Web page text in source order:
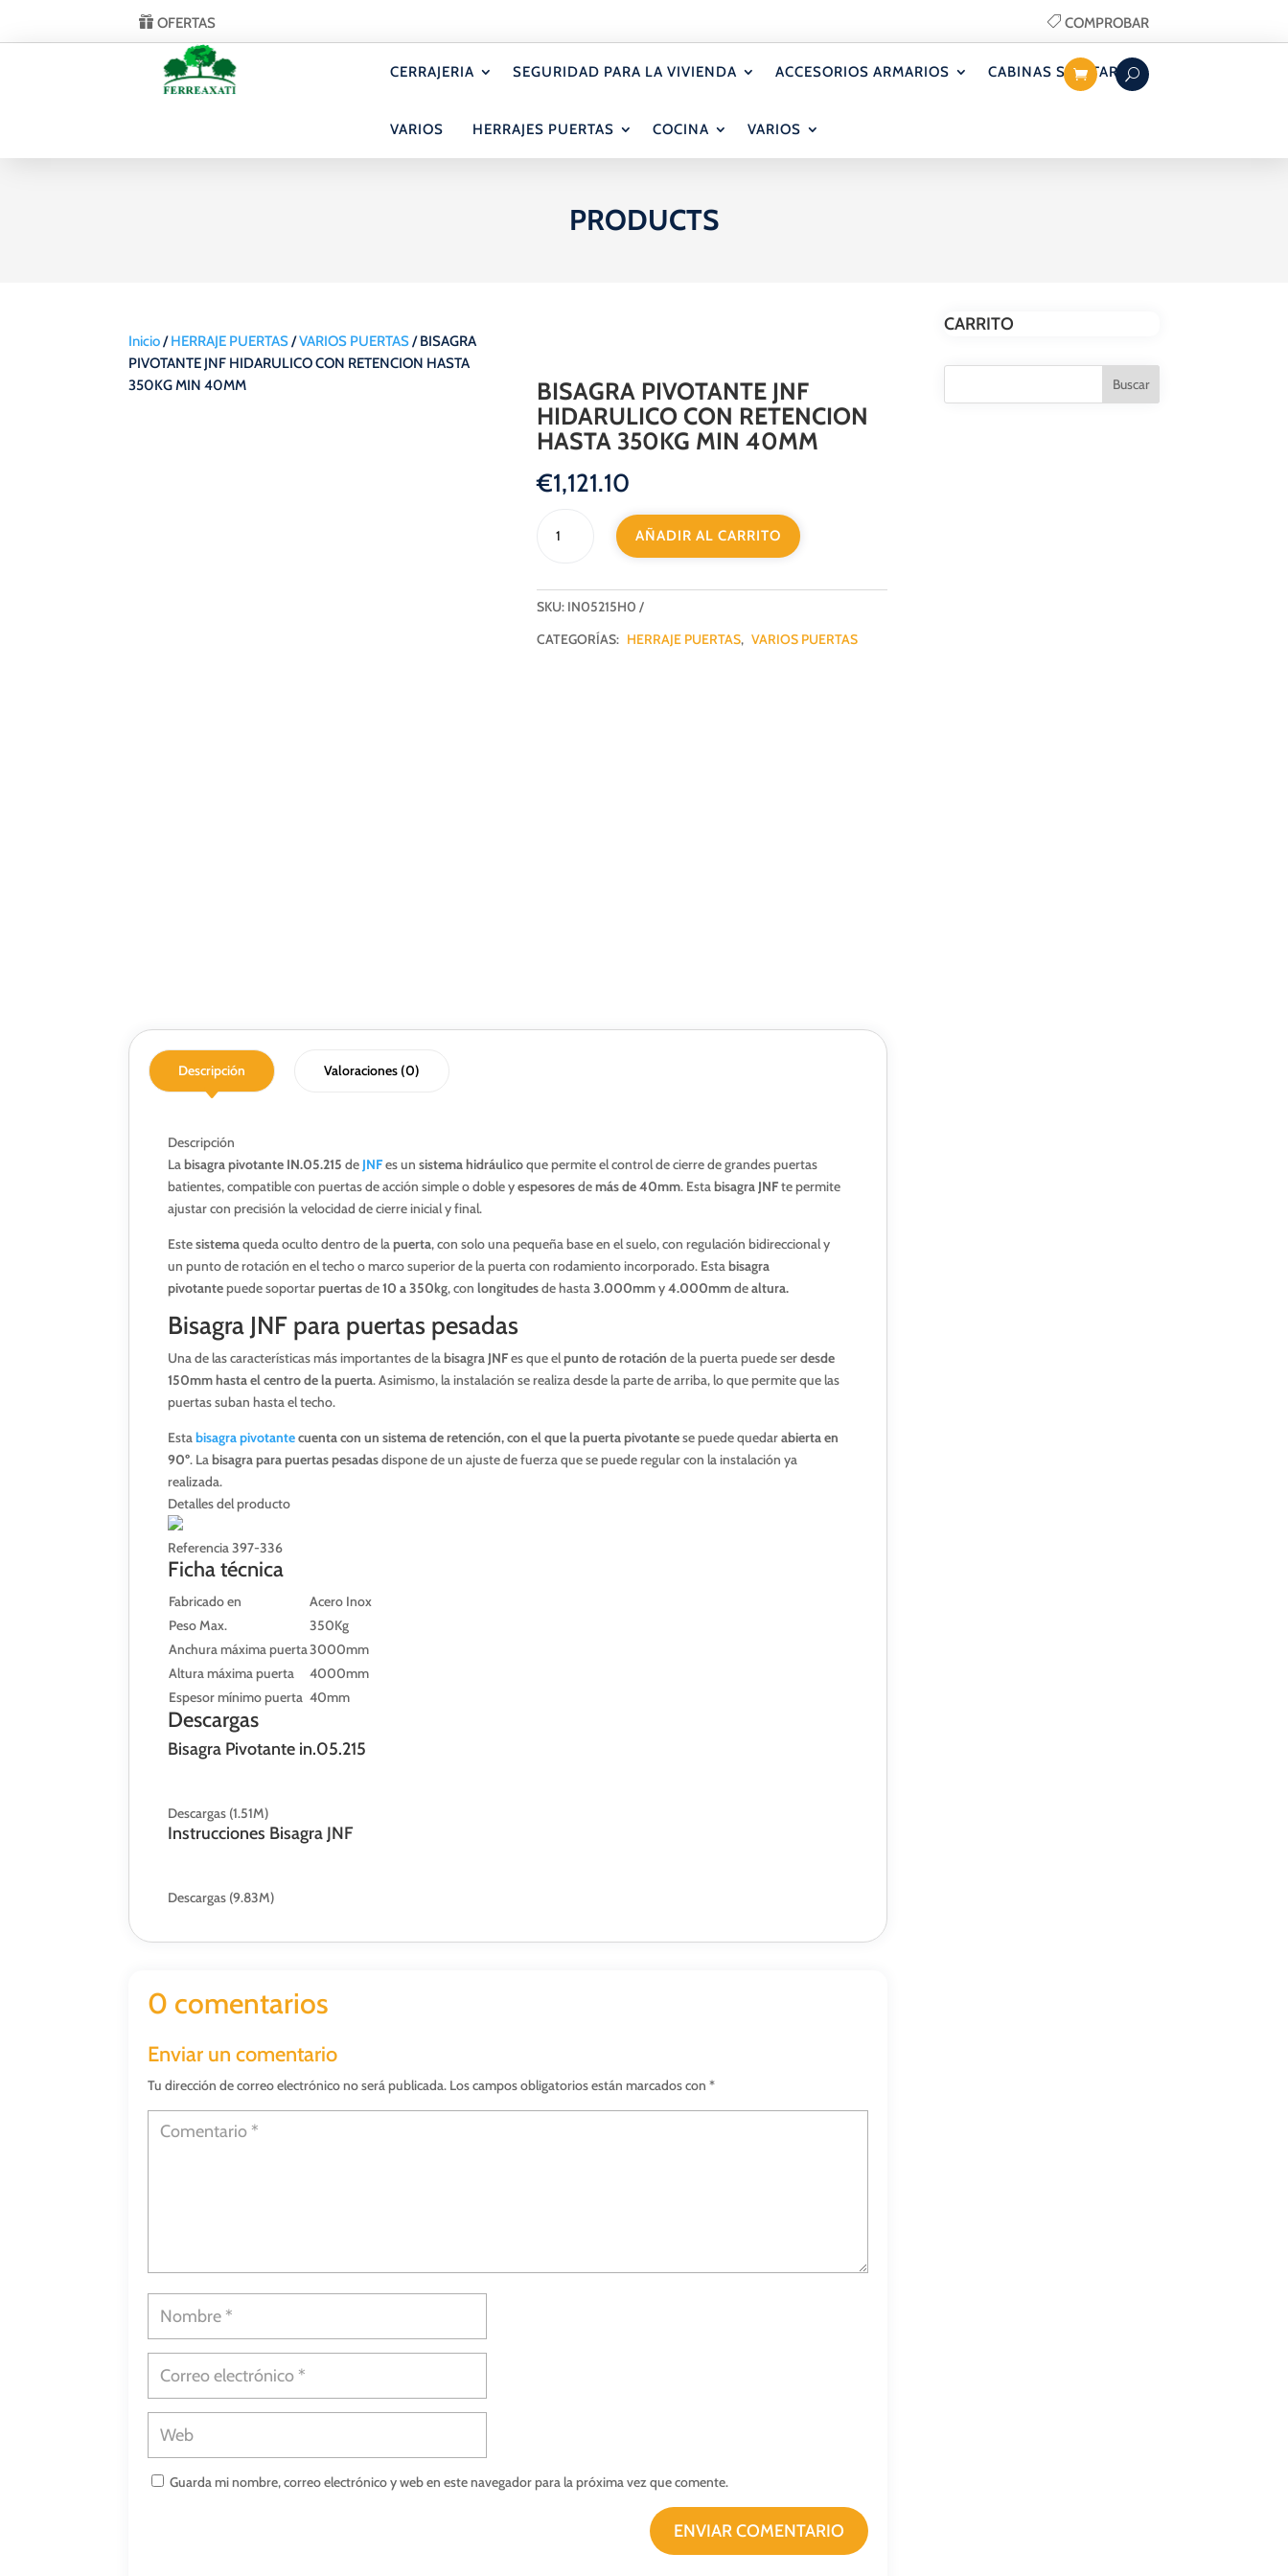
OFERTAS COMPROBAR
CERRAJERIA SEGURIDAD PARA LA VIVIENDA ACCESORIOS ARMARIOS CABINAS SANITARIAS
VARIOS HERRAJES PUERTAS COCINA VARIOS
PRODUCTS
Inicio/HERRAJE PUERTAS/VARIOS PUERTAS/ BISAGRA
PIVOTANTE JNF HIDARULICO CON RETENCION HASTA
350KG MIN 40MM
BISAGRA PIVOTANTE JNF
HIDARULICO CON RETENCION
HASTA 350KG MIN 40MM
€1,121.10
PIVOTANTE
CON
RETENCION
HASTA
AÑADIR AL CARRITO
SKU: IN05215H0
CATEGORÍAS: HERRAJE PUERTAS, VARIOS PUERTAS
Descripción Valoraciones (0)
Descripción
Labisagra pivotante IN.05.215 de JNFes un sistema hidráulicoque permite el control de cierre de grandes puertas
batientes, compatible con puertas de acción simple o doble yespesoresdemás de 40mm. Estabisagra JNFte permite
ajustar con precisión la velocidad de cierre inicial y final.
Estesistemaqueda oculto dentro de lapuerta, con solo una pequeña base en el suelo, con regulación bidireccional y
un punto de rotación en el techo o marco superior de la puerta con rodamiento incorporado. Estabisagra
pivotantepuede soportarpuertasde10 a 350kg, conlongitudesde hasta3.000mmy4.000mmdealtura.
Bisagra JNF para puertas pesadas
Una de las características más importantes de labisagra JNFes que elpunto de rotación de la puerta puede serdesde
150mm hasta el centro de la puerta. Asimismo, la instalación se realiza desde la parte de arriba, lo que permite que las
puertas suban hasta el techo.
Estabisagra pivotantecuenta con un sistema de retención, con el que la puerta pivotantese puede quedarabierta en
90º. Labisagra para puertas pesadasdispone de un ajuste de fuerza que se puede regular con la instalación ya
realizada.
Detalles del producto
Referencia397-336
Ficha técnica
Fabricado en
Acero Inox
Peso Max.
350Kg
Anchura máxima puerta3000mm
Altura máxima puerta
4000mm
Espesor mínimo puerta 40mm
Descargas
Bisagra Pivotante in.05.215
Descargas (1.51M)
Instrucciones Bisagra JNF
Descargas (9.83M)
0 comentarios
Enviar un comentario
Tu dirección de correo electrónico no será publicada. Los campos obligatorios están marcados con*
Guarda mi nombre, correo electrónico y web en este navegador para la próxima vez que comente.
ENVIAR COMENTARIO
CARRITO